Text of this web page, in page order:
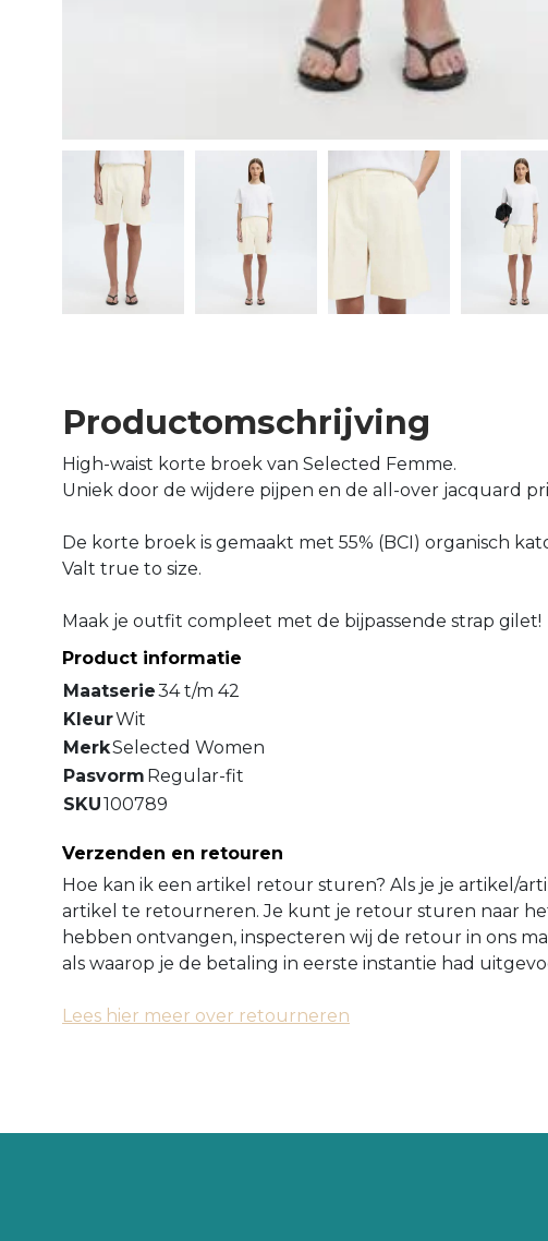
Productomschrijving
High-waist korte broek van Selected Femme.
Uniek door de wijdere pijpen en de all-over jacquard
De korte broek is gemaakt met 55% (BCI) organisch
Valt true to size.
Maak je outfit compleet met de bijpassende strap gilet!
Product informatie
Maatserie34 t/m 42
KleurWit
MerkSelected Women
Pasvorm Regular-fit
SKU100789
Verzenden en retouren
Hoe kan ik een artikel retour sturen? Als je je artikel/
artikel te retourneren. Je kunt je retour sturen naar
hebben ontvangen, inspecteren wij de retour in ons
als waarop je de betaling in eerste instantie had
Lees hier meer over retourneren